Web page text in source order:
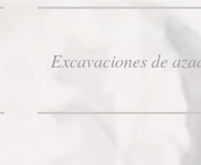
Excavaciones de